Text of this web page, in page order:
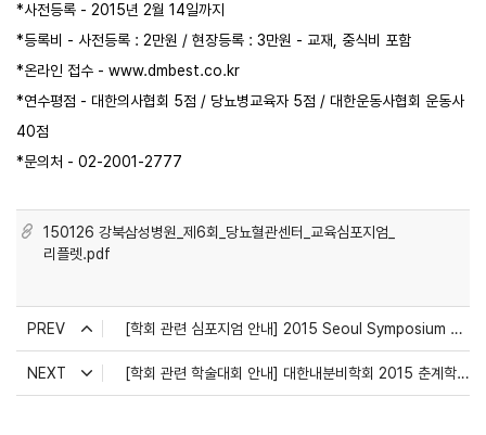
*사전등록 - 2015년 2월 14일까지
*등록비 - 사전등록 : 2만원 / 현장등록 : 3만원 - 교재, 중식비 포함
*온라인 접수 - www.dmbest.co.kr
*연수평점 - 대한의사협회 5점 / 당뇨병교육자 5점 / 대한운동사협회 운동사
40점
*문의처 - 02-2001-2777
150126 강북삼성병원_제6회_당뇨혈관센터_교육심포지엄_
리플렛.pdf
PREV [학회 관련 심포지엄 안내] 2015 Seoul Symposium on Obesity a...
NEXT [학회 관련 학술대회 안내] 대한내분비학회 2015 춘계학술대회